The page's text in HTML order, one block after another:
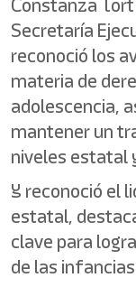
Secretaría
reconoció los
materia de
adolescencia,
mantener un
niveles estatal
Y reconoció el
estatal,
clave para
de las